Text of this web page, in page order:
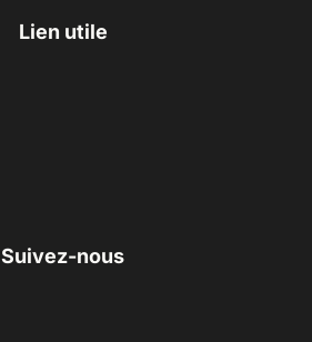
Lien utile
Suivez-nous